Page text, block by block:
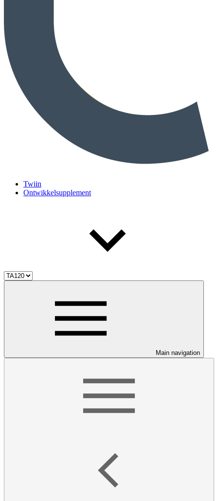
Twiin
Ontwikkelsupplement
Main navigation